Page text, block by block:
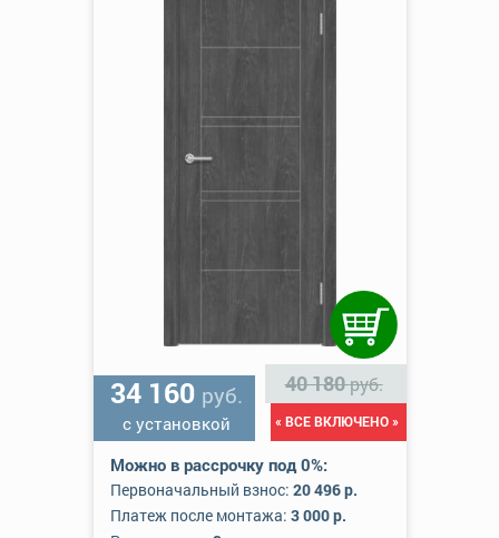
34 160 руб.
с установкой
40 180руб.
« ВСЕ ВКЛЮЧЕНО »
Можно в рассрочку под 0%:
Первоначальный взнос: 20 496 р.
Платеж после монтажа: 3 000 р.